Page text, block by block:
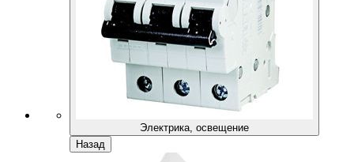
Электрика, освещение
Назад